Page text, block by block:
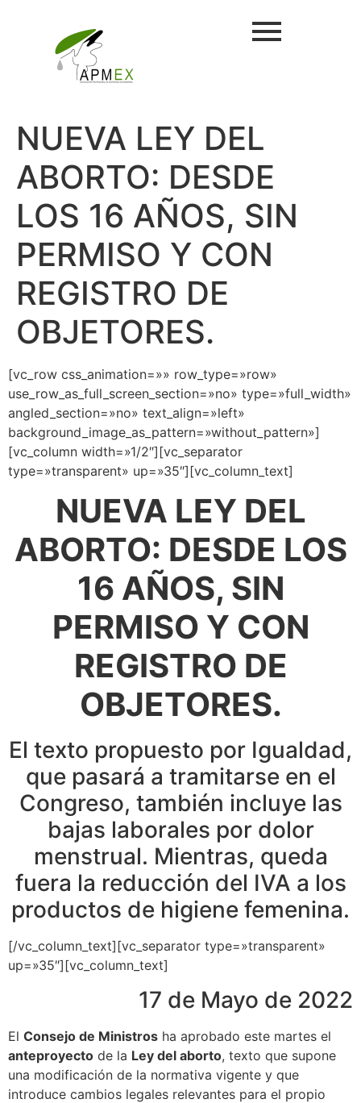
NUEVA LEY DEL
ABORTO: DESDE
LOS 16 AÑOS, SIN
PERMISO Y CON
REGISTRO DE
OBJETORES.
[vc_row css_animation=»» row_type=»row»
use_row_as_full_screen_section=»no» type=»full_width»
angled_section=»no» text_align=»left»
background_image_as_pattern=»without_pattern»]
[vc_column width=»1/2″][vc_separator
type=»transparent» up=»35″][vc_column_text]
NUEVA LEY DEL
ABORTO: DESDE LOS
16 AÑOS, SIN
PERMISO Y CON
REGISTRO DE
OBJETORES.
El texto propuesto por Igualdad,
que pasará a tramitarse en el
Congreso, también incluye las
bajas laborales por dolor
menstrual. Mientras, queda
fuera la reducción del IVA a los
productos de higiene femenina.
[/vc_column_text][vc_separator type=»transparent»
up=»35″][vc_column_text]
17 de Mayo de 2022
El Consejo de Ministros ha aprobado este martes el
anteproyecto de la Ley del aborto, texto que supone
una modificación de la normativa vigente y que
introduce cambios legales relevantes para el propio